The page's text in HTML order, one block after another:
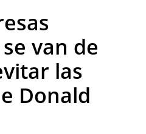
van de
las
Donald